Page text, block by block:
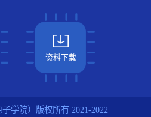
资料下载
学院）版权所有 2021-2022